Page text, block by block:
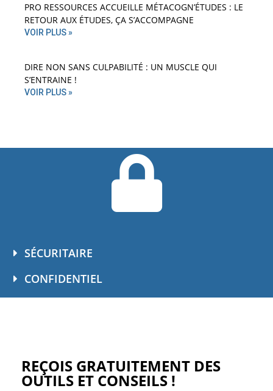
PRO RESSOURCES ACCUEILLE MÉTACOGN’ÉTUDES : LE
RETOUR AUX ÉTUDES, ÇA S’ACCOMPAGNE
VOIR PLUS »
DIRE NON SANS CULPABILITÉ : UN MUSCLE QUI
S’ENTRAINE !
VOIR PLUS »
SÉCURITAIRE
CONFIDENTIEL
REÇOIS GRATUITEMENT DES
OUTILS ET CONSEILS !